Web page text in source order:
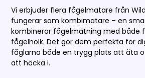
Vi erbjuder flera fågelmatare från
fungerar som kombimatare – en
kombinerar fågelmatning med både
fågelholk. Det gör dem perfekta för
fåglarna både en trygg plats att äta
att häcka i.